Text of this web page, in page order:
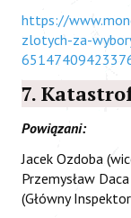
https://
zlotych-za-
7.
Powiązani:
Jacek Ozdoba
Przemysław
(Główny